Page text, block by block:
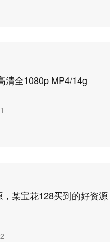
清全1080p MP4/14g
某宝花128买到的好资源